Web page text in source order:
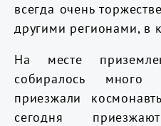
всегда очень
другими регионами, в
На месте
собиралось много
приезжали
сегодня